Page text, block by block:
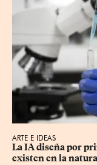
ARTE E IDEAS
La IA diseña por
existen en la